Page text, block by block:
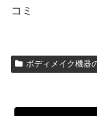
コミ
ボディメイク機器